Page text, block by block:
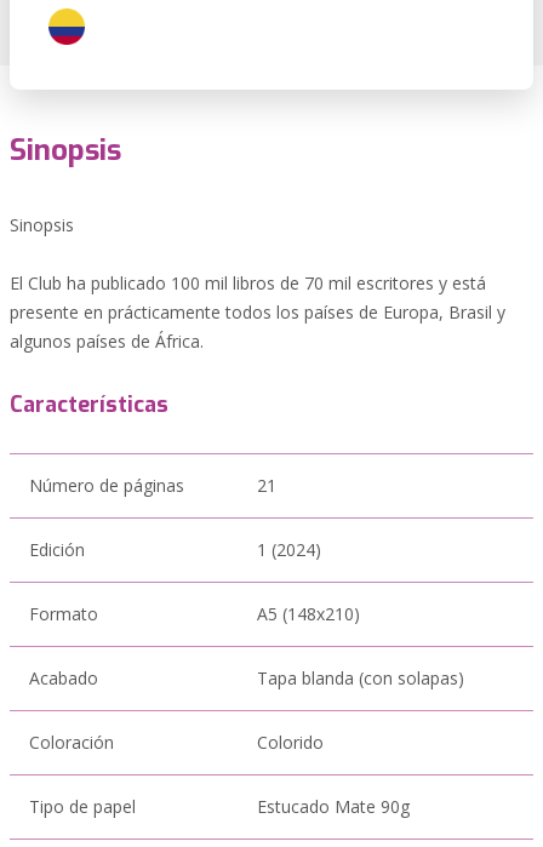
Sinopsis
Sinopsis
El Club ha publicado 100 mil libros de 70 mil escritores y está
presente en prácticamente todos los países de Europa, Brasil y
algunos países de África.
Características
Número de páginas 21
Edición 1 (2024)
Formato A5 (148x210)
Acabado Tapa blanda (con solapas)
Coloración Colorido
Tipo de papel Estucado Mate 90g